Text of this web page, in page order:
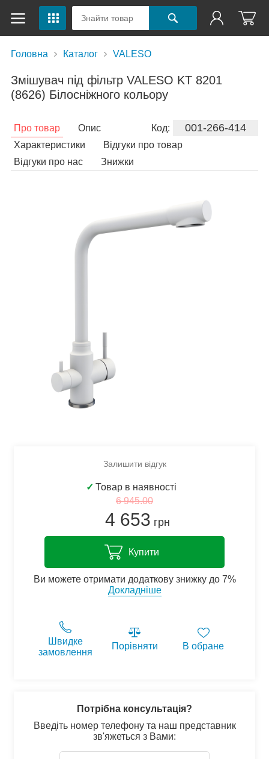
Головна Каталог VALESO
Змішувач під фільтр VALESO KT 8201
(8626) Білосніжного кольору
Код: 001-266-414
Про товар
Опис
Характеристики
Відгуки про товар
Відгуки про нас
Знижки
Залишити відгук
✓ Товар в наявності
6 945.00
4 653 грн
Купити
Ви можете отримати додаткову знижку до 7%
Докладніше
Швидке
замовлення
Порівняти В обране
Потрібна консультація?
Введіть номер телефону та наш представник
зв'яжеться з Вами: